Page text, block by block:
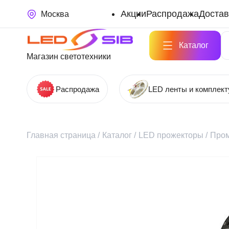
Москва АкцииРаспродажа
Магазин светотехники
Каталог
Распродажа LED ленты и
Главная страница / Каталог / LED прожекторы /